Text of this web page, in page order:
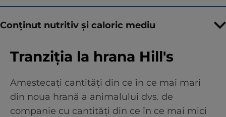
Conținut nutritiv și caloric mediu
Tranziția la hrana Hill's
Amestecați cantități din ce în ce mai mari
din noua hrană a animalului dvs. de
companie cu cantități din ce în ce mai mici